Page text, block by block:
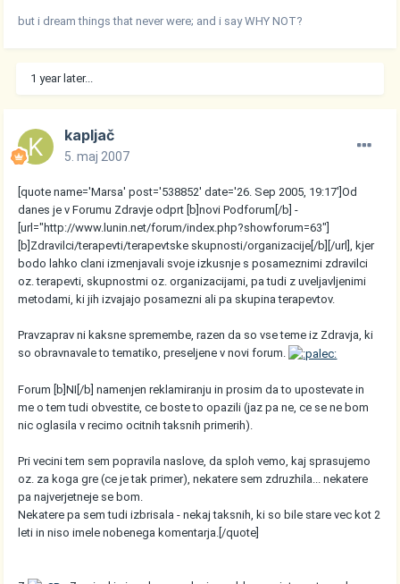
but i dream things that never were; and i say WHY NOT?
1 year later...
kapljač
5. maj 2007
[quote name='Marsa' post='538852' date='26. Sep 2005, 19:17']Od
danes je v Forumu Zdravje odprt [b]novi Podforum[/b] -
[url="http://www.lunin.net/forum/index.php?showforum=63"]
[b]Zdravilci/terapevti/terapevtske skupnosti/organizacije[/b][/url], kjer
bodo lahko clani izmenjavali svoje izkusnje s posameznimi zdravilci
oz. terapevti, skupnostmi oz. organizacijami, pa tudi z uveljavljenimi
metodami, ki jih izvajajo posamezni ali pa skupina terapevtov.
Pravzaprav ni kaksne spremembe, razen da so vse teme iz Zdravja, ki
so obravnavale to tematiko, preseljene v novi forum.
Forum [b]NI[/b] namenjen reklamiranju in prosim da to upostevate in
me o tem tudi obvestite, ce boste to opazili (jaz pa ne, ce se ne bom
nic oglasila v recimo ocitnih taksnih primerih).
Pri vecini tem sem popravila naslove, da sploh vemo, kaj sprasujemo
oz. za koga gre (ce je tak primer), nekatere sem zdruzhila... nekatere
pa najverjetneje se bom.
Nekatere pa sem tudi izbrisala - nekaj taksnih, ki so bile stare vec kot 2
leti in niso imele nobenega komentarja.[/quote]